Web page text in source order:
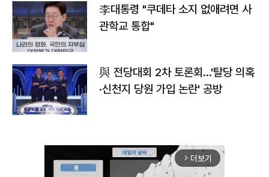
李대통령 "쿠데타 소지 없애려면 사
관학교 통합"
與 전당대회 2차 토론회…'탈당 의혹
·신천지 당원 가입 논란' 공방
arrow_forward_ios 더보기